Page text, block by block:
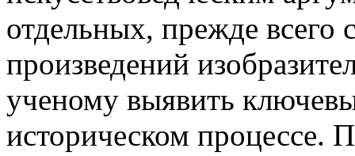
отдельных, прежде
произведений
ученому выявить
историческом процессе.